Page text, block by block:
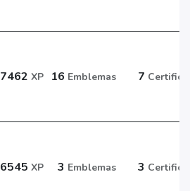
7462 XP 16 Emblemas 7
6545 XP 3 Emblemas 3